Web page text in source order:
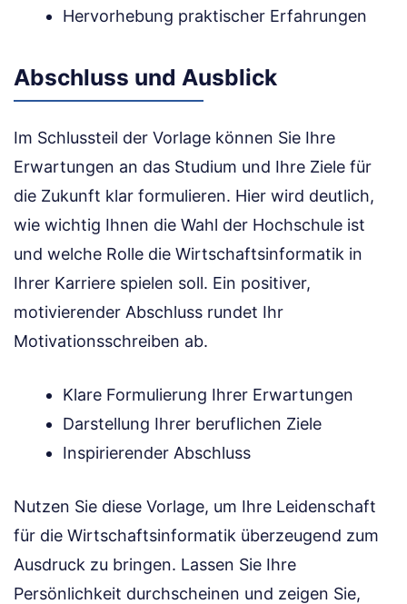
Hervorhebung praktischer Erfahrungen
Abschluss und Ausblick
Im Schlussteil der Vorlage können Sie Ihre
Erwartungen an das Studium und Ihre Ziele für
die Zukunft klar formulieren. Hier wird deutlich,
wie wichtig Ihnen die Wahl der Hochschule ist
und welche Rolle die Wirtschaftsinformatik in
Ihrer Karriere spielen soll. Ein positiver,
motivierender Abschluss rundet Ihr
Motivationsschreiben ab.
Klare Formulierung Ihrer Erwartungen
Darstellung Ihrer beruflichen Ziele
Inspirierender Abschluss
Nutzen Sie diese Vorlage, um Ihre Leidenschaft
für die Wirtschaftsinformatik überzeugend zum
Ausdruck zu bringen. Lassen Sie Ihre
Persönlichkeit durchscheinen und zeigen Sie,